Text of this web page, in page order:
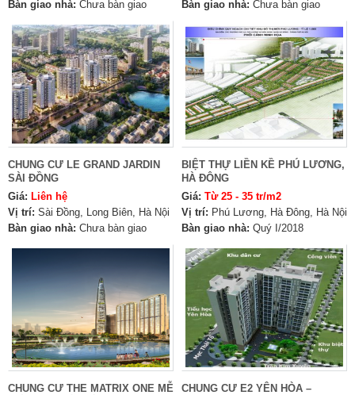
Bàn giao nhà: Chưa bàn giao
Bàn giao nhà: Chưa bàn giao
CHUNG CƯ LE GRAND JARDIN
SÀI ĐỒNG
Giá: Liên hệ
Vị trí: Sài Đồng, Long Biên, Hà Nội
Bàn giao nhà: Chưa bàn giao
BIỆT THỰ LIỀN KỀ PHÚ LƯƠNG,
HÀ ĐÔNG
Giá: Từ 25 - 35 tr/m2
Vị trí: Phú Lương, Hà Đông, Hà Nội
Bàn giao nhà: Quý I/2018
CHUNG CƯ THE MATRIX ONE MỄ
CHUNG CƯ E2 YÊN HÒA –